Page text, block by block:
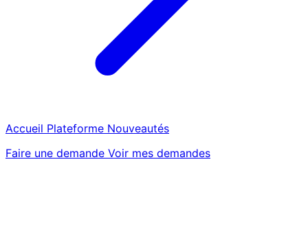
Accueil Plateforme Nouveautés
Faire une demande Voir mes demandes